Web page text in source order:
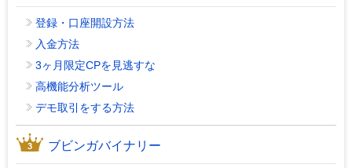
登録・口座開設方法
入金方法
3ヶ月限定CPを見逃すな
高機能分析ツール
デモ取引をする方法
ブビンガバイナリー